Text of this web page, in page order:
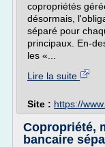
copropriétés
désormais,
séparé pour
principaux. En-
les «...
Lire la suite
Site : https://
Copropriété,
bancaire